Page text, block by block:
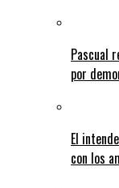
Pascual
por
El
con los